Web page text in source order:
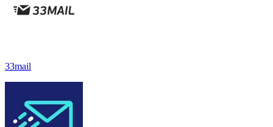
33mail